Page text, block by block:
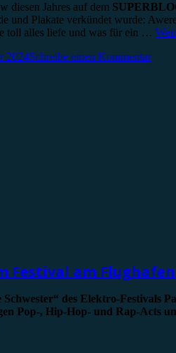
diesen Jahres auf dem
und Plakate verkündet wurde:
toll alles liefe und was für ein …
2024Schreibe einen Kommentar
Festival am Flughafen
des Elektro-Festivals
Pop-, Hip-Hop- und Rap-Acts